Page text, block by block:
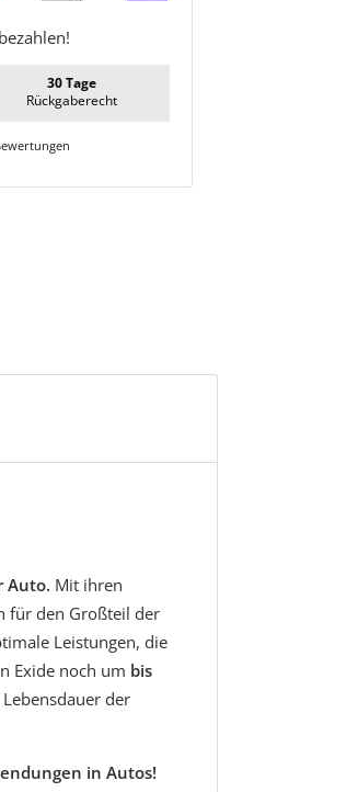
30 Tage
Rückgaberecht
Auto. Mit ihren
für den Großteil der
Leistungen, die
Exide noch um bis
der
in Autos!